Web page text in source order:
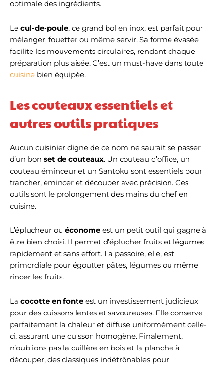
optimale des ingrédients.
Le cul-de-poule, ce grand bol en inox, est parfait pour
mélanger, fouetter ou même servir. Sa forme évasée
facilite les mouvements circulaires, rendant chaque
préparation plus aisée. C’est un must-have dans toute
cuisine bien équipée.
Les couteaux essentiels et
autres outils pratiques
Aucun cuisinier digne de ce nom ne saurait se passer
d’un bon set de couteaux. Un couteau d’office, un
couteau éminceur et un Santoku sont essentiels pour
trancher, émincer et découper avec précision. Ces
outils sont le prolongement des mains du chef en
cuisine.
L’éplucheur ou économe est un petit outil qui gagne à
être bien choisi. Il permet d’éplucher fruits et légumes
rapidement et sans effort. La passoire, elle, est
primordiale pour égoutter pâtes, légumes ou même
rincer les fruits.
La cocotte en fonte est un investissement judicieux
pour des cuissons lentes et savoureuses. Elle conserve
parfaitement la chaleur et diffuse uniformément celle-
ci, assurant une cuisson homogène. Finalement,
n’oublions pas la cuillère en bois et la planche à
découper, des classiques indétrônables pour